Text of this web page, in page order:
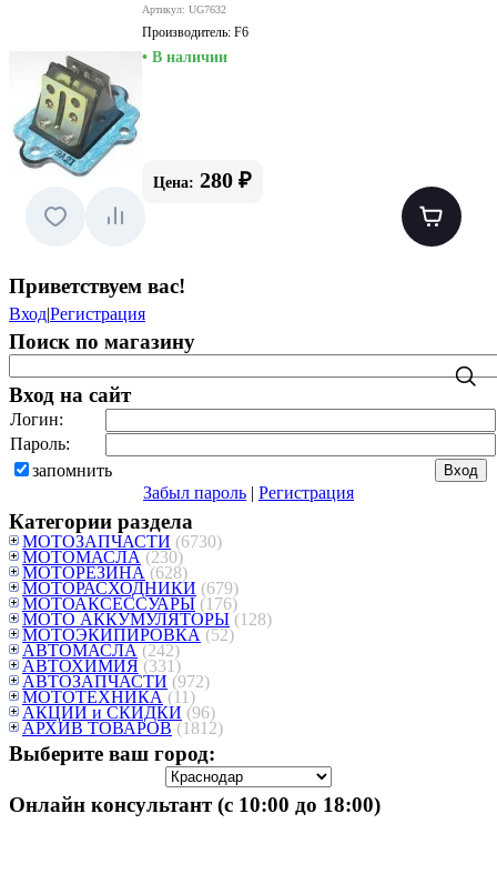
Артикул: UG7632
Производитель: F6
• В наличии
Цена: 280 ₽
Приветствуем вас!
Вход|Регистрация
Поиск по магазину
Вход на сайт
Логин:
Пароль:
запомнить
Забыл пароль | Регистрация
Категории раздела
МОТОЗАПЧАСТИ (6730)
МОТОМАСЛА (230)
МОТОРЕЗИНА (628)
МОТОРАСХОДНИКИ (679)
МОТОАКСЕССУАРЫ (176)
МОТО АККУМУЛЯТОРЫ (128)
МОТОЭКИПИРОВКА (52)
АВТОМАСЛА (242)
АВТОХИМИЯ (331)
АВТОЗАПЧАСТИ (972)
МОТОТЕХНИКА (11)
АКЦИИ и СКИДКИ (96)
АРХИВ ТОВАРОВ (1812)
Выберите ваш город:
Онлайн консультант (с 10:00 до 18:00)